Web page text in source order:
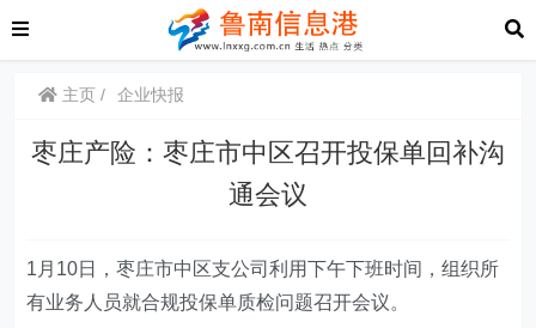
主页 企业快报
枣庄产险：枣庄市中区召开投保单回补沟
通会议
1月10日，枣庄市中区支公司利用下午下班时间，组织所
有业务人员就合规投保单质检问题召开会议。